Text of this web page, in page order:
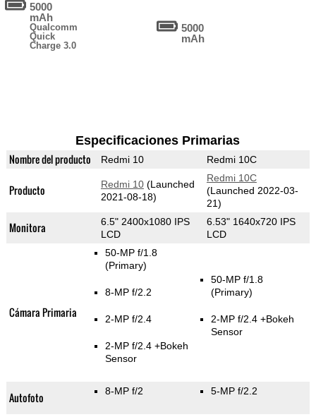
5000
mAh
Qualcomm
Quick
Charge 3.0
5000
mAh
Especificaciones Primarias
Nombre del producto Redmi 10 Redmi 10C
Producto Redmi 10(Launched
2021-08-18)
Redmi 10C
(Launched 2022-03-
21)
Monitora
6.5" 2400x1080 IPS
LCD
6.53" 1640x720 IPS
LCD
Cámara Primaria
50-MP f/1.8
(Primary)
8-MP f/2.2
2-MP f/2.4
2-MP f/2.4 +Bokeh
Sensor
50-MP f/1.8
(Primary)
2-MP f/2.4 +Bokeh
Sensor
Autofoto 8-MP f/2 5-MP f/2.2